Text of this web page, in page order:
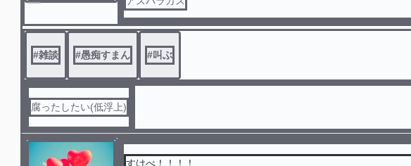
#雑談 #愚痴すまん #叫ぶ
腐ったしたい(低浮上)
すけべ！！！！